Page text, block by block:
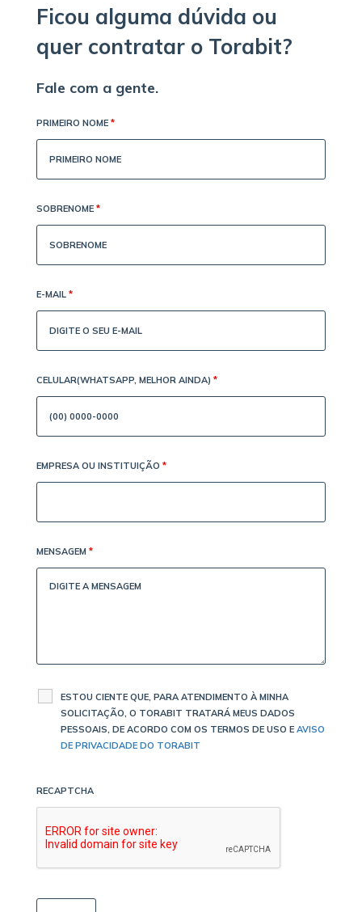
Ficou alguma dúvida ou
quer contratar o Torabit?
Fale com a gente.
PRIMEIRO NOME *
SOBRENOME *
E-MAIL *
CELULAR(WHATSAPP, MELHOR AINDA) *
EMPRESA OU INSTITUIÇÃO *
MENSAGEM *
ESTOU CIENTE QUE, PARA ATENDIMENTO À MINHA
SOLICITAÇÃO, O TORABIT TRATARÁ MEUS DADOS
PESSOAIS, DE ACORDO COM OS TERMOS DE USO E AVISO
DE PRIVACIDADE DO TORABIT
RECAPTCHA